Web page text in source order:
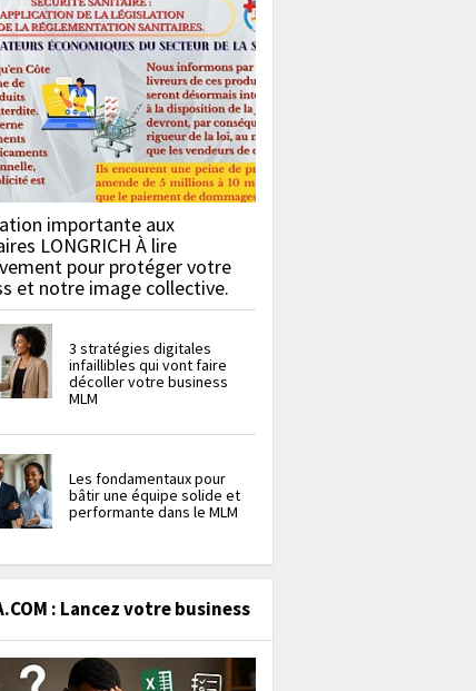
importante aux
LONGRICH À lire
pour protéger votre
et notre image collective.
3 stratégies digitales
infaillibles qui vont faire
décoller votre business
MLM
Les fondamentaux pour
bâtir une équipe solide et
performante dans le MLM
: Lancez votre business